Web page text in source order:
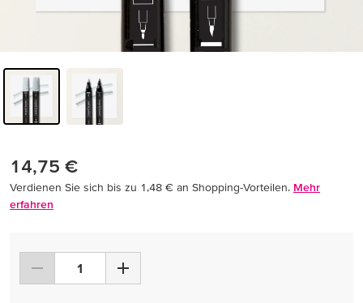
14,75 €
Verdienen Sie sich bis zu 1,48 € an Shopping-Vorteilen. Mehr
erfahren